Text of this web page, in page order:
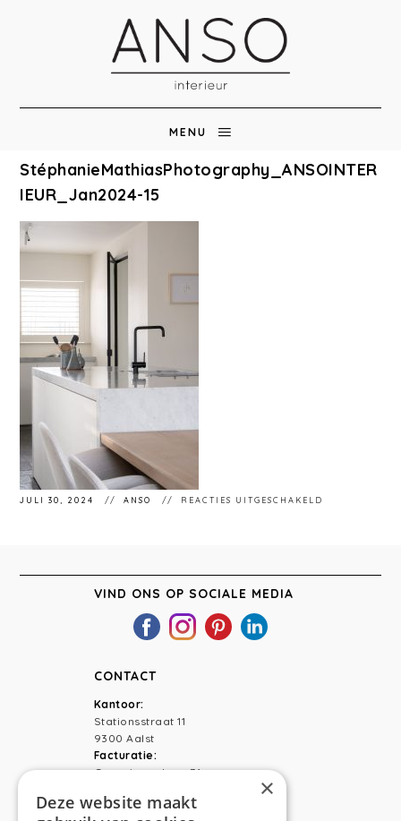
MENU
StéphanieMathiasPhotography_ANSOINTER
IEUR_Jan2024-15
JULI 30, 2024 ANSO REACTIES UITGESCHAKELD
VIND ONS OP SOCIALE MEDIA
CONTACT
Kantoor:
Stationsstraat 11
9300 Aalst
Facturatie:
Capucienenlaan 31
×
Deze website maakt